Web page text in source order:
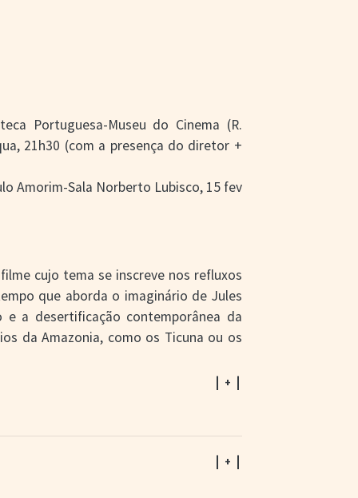
Portuguesa-Museu do Cinema (R.
21h30 (com a presença do diretor +
Amorim-Sala Norberto Lubisco, 15 fev
cujo tema se inscreve nos refluxos
que aborda o imaginário de Jules
e a desertificação contemporânea da
da Amazonia, como os Ticuna ou os
| + |
| + |